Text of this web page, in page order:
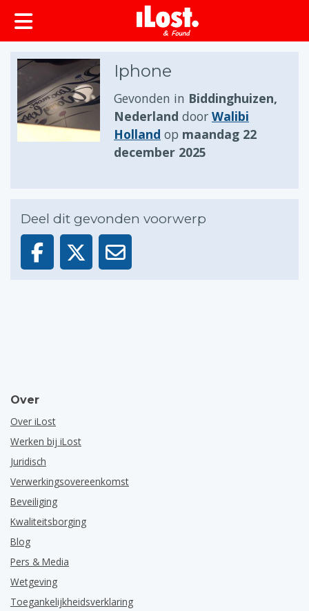
Iphone
Gevonden in Biddinghuizen,
Nederland door Walibi
Holland op maandag 22
december 2025
Deel dit gevonden voorwerp
Over
Over iLost
Werken bij iLost
Juridisch
Verwerkingsovereenkomst
Beveiliging
Kwaliteitsborging
Blog
Pers & Media
Wetgeving
Toegankelijkheidsverklaring